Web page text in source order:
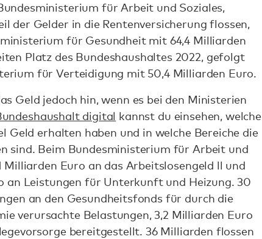
für Arbeit und Soziales,
der Gelder in die Rentenversicherung flossen,
für Gesundheit mit 64,4 Milliarden
Platz des Bundeshaushaltes 2022, gefolgt
für Verteidigung mit 50,4 Milliarden Euro.
Geld jedoch hin, wenn es bei den Ministerien
digital kannst du einsehen, welche
Geld erhalten haben und in welche Bereiche die
sind. Beim Bundesministerium für Arbeit und
Milliarden Euro an das Arbeitslosengeld ll und
an Leistungen für Unterkunft und Heizung. 30
an den Gesundheitsfonds für durch die
verursachte Belastungen, 3,2 Milliarden Euro
bereitgestellt. 36 Milliarden flossen